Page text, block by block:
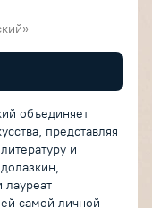
объединяет
представляя
и
лауреат
самой личной